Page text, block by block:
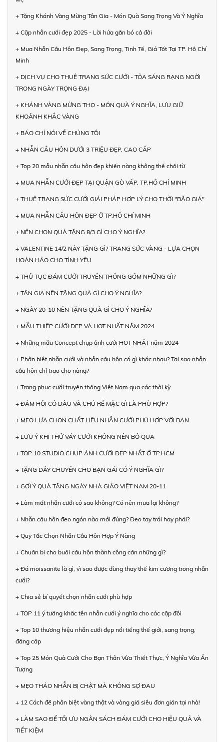
+ Tặng Khánh Vàng Mừng Tân Gia - Món Quà Sang Trọng Và Ý Nghĩa
+ Cặp nhẫn cưới đẹp 2025 - Lời hứa gắn bó cả đời
+ Mua Nhẫn Cầu Hôn Đẹp, Sang Trọng, Tinh Tế, Giá Tốt Tại TP. Hồ Chí
Minh
+ DỊCH VỤ CHO THUÊ TRANG SỨC CƯỚI - TỎA SÁNG RẠNG NGỜI
TRONG NGÀY TRỌNG ĐẠI
+ KHÁNH VÀNG MỪNG THỌ - MÓN QUÀ Ý NGHĨA, LƯU GIỮ
KHOẢNH KHẮC VÀNG
+ BÁO CHÍ NÓI VỀ CHÚNG TÔI
+ NHẪN CẦU HÔN DƯỚI 3 TRIỆU ĐẸP, CAO CẤP
+ Top 20 mẫu nhẫn cầu hôn đẹp khiến nàng không thể chối từ
+ MUA NHẪN CƯỚI ĐẸP TẠI QUẬN GÒ VẤP, TP.HỒ CHÍ MINH
+ THUÊ TRANG SỨC CƯỚI GIẢI PHÁP HỢP LÝ CHO THỜI "BÃO GIÁ"
+ MUA NHẪN CẦU HÔN ĐẸP Ở TP.HỒ CHÍ MINH
+ NÊN CHỌN QUÀ TẶNG 8/3 GÌ CHO Ý NGHĨA?
+ VALENTINE 14/2 NÀY TẶNG GÌ? TRANG SỨC VÀNG - LỰA CHỌN
HOÀN HẢO CHO TÌNH YÊU
+ THỦ TỤC ĐÁM CƯỚI TRUYỀN THỐNG GỒM NHỮNG GÌ?
+ TÂN GIA NÊN TẶNG QUÀ GÌ CHO Ý NGHĨA?
+ NGÀY 20-10 NÊN TẶNG QUÀ GÌ CHO Ý NGHĨA?
+ MẪU THIỆP CƯỚI ĐẸP VÀ HOT NHẤT NĂM 2024
+ Những mẫu Concept chụp ảnh cưới HOT NHẤT năm 2024
+ Phân biệt nhẫn cưới và nhẫn cầu hôn có gì khác nhau? Tại sao nhẫn
cầu hôn chỉ trao cho nàng?
+ Trang phục cưới truyền thống Việt Nam qua các thời kỳ
+ ĐÁM HỎI CÔ DÂU VÀ CHÚ RỂ MẶC GÌ LÀ PHÙ HỢP?
+ MẸO LỰA CHỌN CHẤT LIỆU NHẪN CƯỚI PHÙ HỢP VỚI BẠN
+ LƯU Ý KHI THỬ VÁY CƯỚI KHÔNG NÊN BỎ QUA
+ TOP 10 STUDIO CHỤP ẢNH CƯỚI ĐẸP NHẤT Ở TP.HCM
+ TẶNG DÂY CHUYỀN CHO BẠN GÁI CÓ Ý NGHĨA GÌ?
+ GỢI Ý QUÀ TẶNG NGÀY NHÀ GIÁO VIỆT NAM 20-11
+ Làm mất nhẫn cưới có sao không? Có nên mua lại không?
+ Nhẫn cầu hôn đeo ngón nào mới đúng? Đeo tay trái hay phải?
+ Quy Tắc Chọn Nhẫn Cầu Hôn Hợp Ý Nàng
+ Chuẩn bị cho buổi cầu hôn thành công cần những gì?
+ Đá moissanite là gì, vì sao được dùng thay thế kim cương trong nhẫn
cưới?
+ Chia sẻ bí quyết chọn nhẫn cưới phù hợp
+ TOP 11 ý tưởng khắc tên nhẫn cưới ý nghĩa cho các cặp đôi
+ Top 10 thương hiệu nhẫn cưới đẹp nổi tiếng thế giới, sang trọng,
đẳng cấp
+ Top 25 Món Quà Cưới Cho Bạn Thân Vừa Thiết Thực, Ý Nghĩa Vừa Ấn
Tượng
+ MẸO THÁO NHẪN BỊ CHẬT MÀ KHÔNG SỢ ĐAU
+ 12 Cách để phân biệt vàng thật và vàng giả siêu đơn giản tại nhà!
+ LÀM SAO ĐỂ TỐI ƯU NGÂN SÁCH ĐÁM CƯỚI CHO HIỆU QUẢ VÀ
TIẾT KIỆM